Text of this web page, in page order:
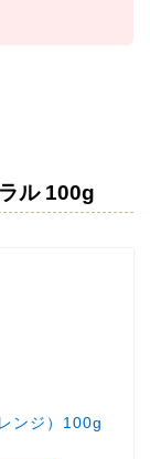
ル 100g
ンジ）100g